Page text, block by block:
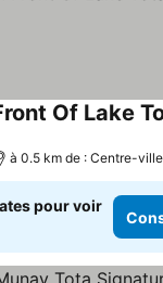
à 0.5 km de : Centre-ville
pour voir